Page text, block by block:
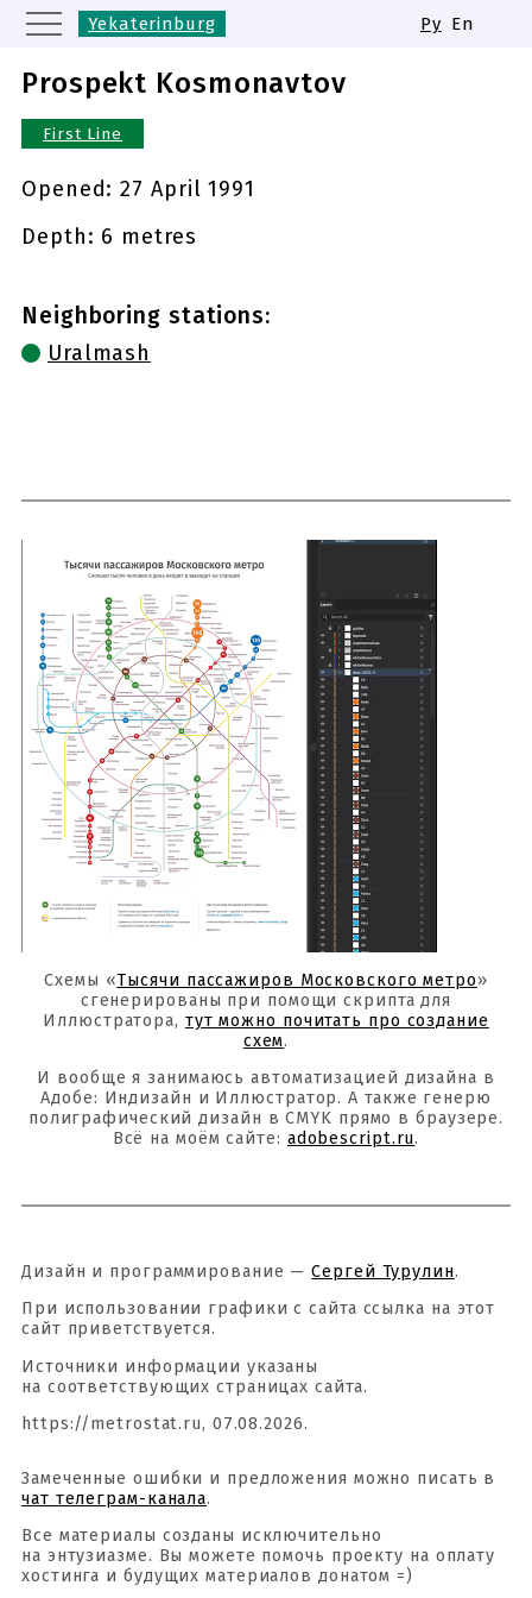
Yekaterinburg
Kazan
Nizhny Novgorod
Novosibirsk
Same names of metro stations
Ру En
Prospekt Kosmonavtov
First Line
Opened:27 April 1991
Depth: 6 metres
Neighboring stations:
Uralmash
Схемы «Тысячи пассажиров Московского метро»
сгенерированы при помощи скрипта для
Иллюстратора, тут можно почитать про создание
схем.
И вообще я занимаюсь автоматизацией дизайна в
Адобе: Индизайн и Иллюстратор. А также генерю
полиграфический дизайн в CMYK прямо в браузере.
Всё на моём сайте: adobescript.ru.
Дизайн и программирование —Сергей Турулин.
При использовании графики с сайта ссылка на этот
сайт приветствуется.
Источники информации указаны
на соответствующих страницах сайта.
https://metrostat.ru, 07.08.2026.
Замеченные ошибки и предложения можно писать в
чат телеграм-канала.
Все материалы созданы исключительно
на энтузиазме. Вы можете помочь проекту на оплату
хостинга и будущих материалов донатом =)